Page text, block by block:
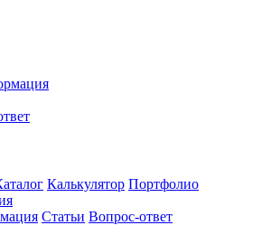
Калькулятор Портфолио
Статьи Вопрос-ответ